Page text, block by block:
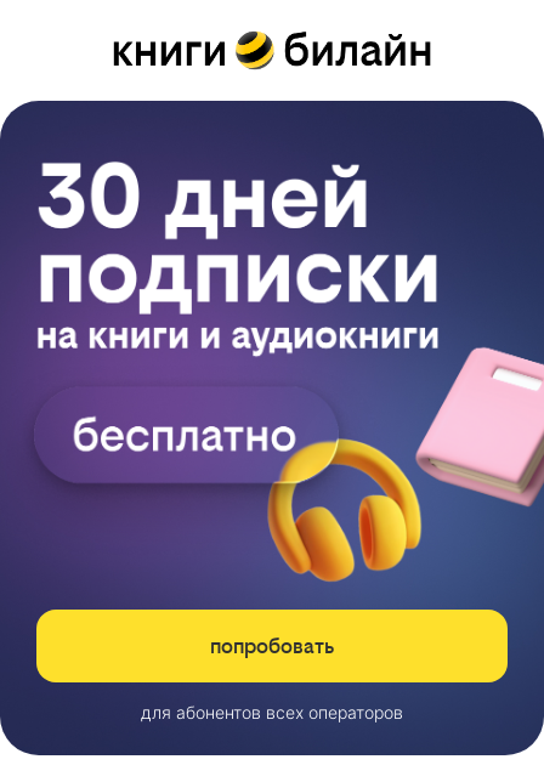
попробовать
для абонентов всех операторов